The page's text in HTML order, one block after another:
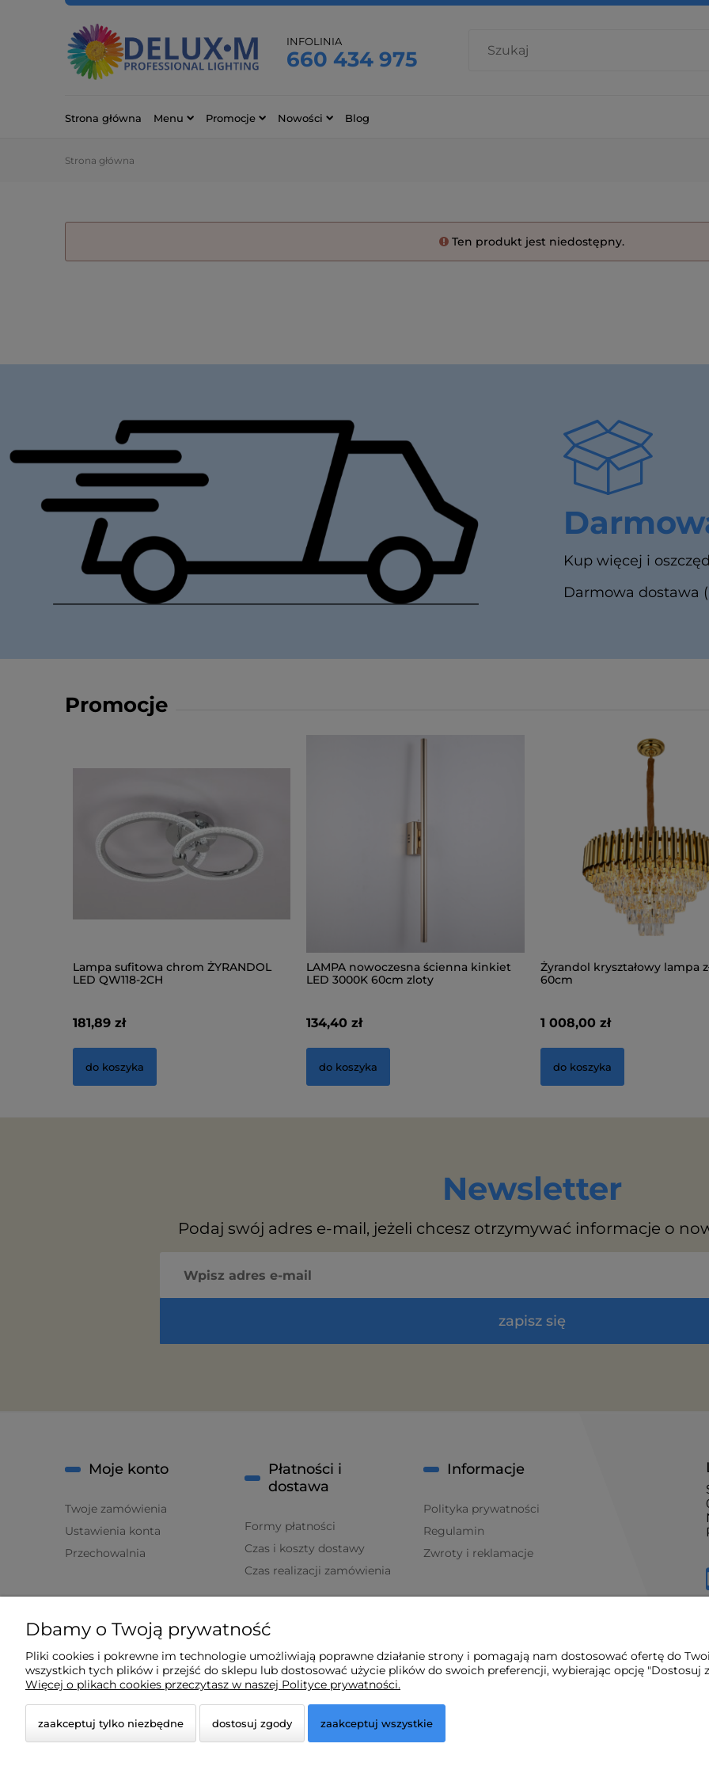
INFOLINIA
660 434 975
Strona główna Menu Promocje Nowości Blog
Strona główna
Ten produkt jest niedostępny.
Kup więcej i
Darmowa dostawa
Promocje
Lampa sufitowa chrom ŻYRANDOL
LED QW118-2CH
181,89 zł
do koszyka
LAMPA nowoczesna ścienna kinkiet
LED 3000K 60cm zloty
134,40 zł
do koszyka
Żyrandol kryształowy lampa
60cm
1 008,00 zł
do koszyka
Newsletter
Podaj swój adres e-mail, jeżeli chcesz otrzymywać informacje o
zapisz się
Moje konto
Twoje zamówienia
Ustawienia konta
Przechowalnia
Płatności i
dostawa
Formy płatności
Czas i koszty dostawy
Czas realizacji zamówienia
Informacje
Polityka prywatności
Regulamin
Zwroty i reklamacje
Kontakt i dane firmy
O firmie
Dbamy o Twoją prywatność
Pliki cookies i pokrewne im technologie umożliwiają poprawne działanie strony i pomagają nam dostosować ofertę do
wszystkich tych plików i przejść do sklepu lub dostosować użycie plików do swoich preferencji, wybierając opcję "Dostosuj
Więcej o plikach cookies przeczytasz w naszej Polityce prywatności.
zaakceptuj tylko niezbędne dostosuj zgody zaakceptuj wszystkie